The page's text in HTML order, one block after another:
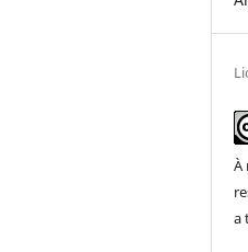
À
a